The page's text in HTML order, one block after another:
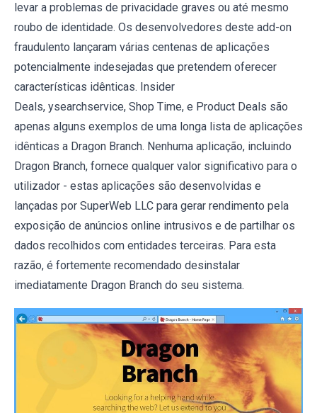
levar a problemas de privacidade graves ou até mesmo
roubo de identidade. Os desenvolvedores deste add-on
fraudulento lançaram várias centenas de aplicações
potencialmente indesejadas que pretendem oferecer
características idênticas. Insider
Deals, ysearchservice, Shop Time, e Product Deals são
apenas alguns exemplos de uma longa lista de aplicações
idênticas a Dragon Branch. Nenhuma aplicação, incluindo
Dragon Branch, fornece qualquer valor significativo para o
utilizador - estas aplicações são desenvolvidas e
lançadas por SuperWeb LLC para gerar rendimento pela
exposição de anúncios online intrusivos e de partilhar os
dados recolhidos com entidades terceiras. Para esta
razão, é fortemente recomendado desinstalar
imediatamente Dragon Branch do seu sistema.